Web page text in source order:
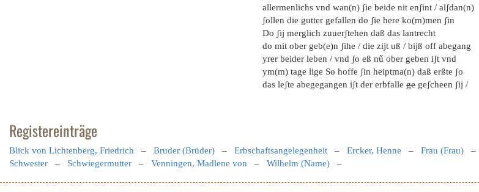
allermenlichs vnd wan(n) ʃie beide nit enʃint / alʃdan(n)
ʃollen die gutter gefallen do ʃie here ko(m)men ʃin
Do ʃij merglich zuuerʃtehen daß das lantrecht
do mit ober geb(e)n ʃihe / die zijt uß / bijß off abegang
yrer beider leben / vnd ʃo eß nű ober geben iʃt vnd
ym(m) tage lige So hoffe ʃin heiptma(n) daß erßte ʃo
das leʃte abegegangen iʃt der erbfalle ge geʃcheen ʃij /
Registereinträge
Blick von Lichtenberg, Friedrich – Bruder (Brüder) – Erbschaftsangelegenheit – Ercker, Henne – Frau (Frau) –
Schwester – Schwiegermutter – Venningen, Madlene von – Wilhelm (Name) –